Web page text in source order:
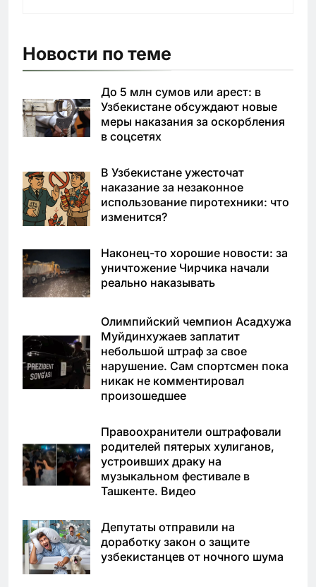
Новости по теме
До 5 млн сумов или арест: в
Узбекистане обсуждают новые
меры наказания за оскорбления
в соцсетях
В Узбекистане ужесточат
наказание за незаконное
использование пиротехники: что
изменится?
Наконец-то хорошие новости: за
уничтожение Чирчика начали
реально наказывать
Олимпийский чемпион Асадхужа
Муйдинхужаев заплатит
небольшой штраф за свое
нарушение. Сам спортсмен пока
никак не комментировал
произошедшее
Правоохранители оштрафовали
родителей пятерых хулиганов,
устроивших драку на
музыкальном фестивале в
Ташкенте. Видео
Депутаты отправили на
доработку закон о защите
узбекистанцев от ночного шума